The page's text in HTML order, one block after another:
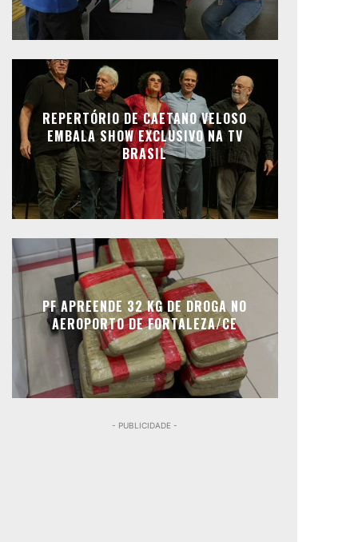
REPERTÓRIO DE CAETANO VELOSO
EMBALA SHOW EXCLUSIVO NA TV
BRASIL
PF APREENDE 32 KG DE DROGA NO
AEROPORTO DE FORTALEZA/CE
- PUBLICIDADE -